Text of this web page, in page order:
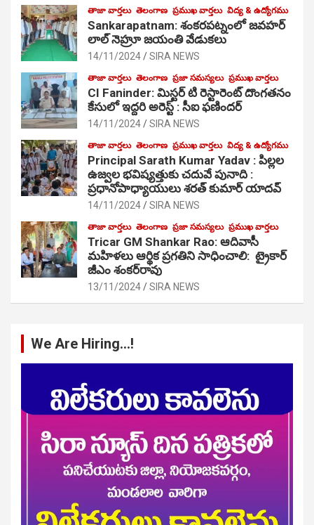
తాజా వార్తలు తెలంగాణ ప్రముఖ వార్తలు విద్య & ఉద్యోగము
Sankarapatnam: శంకరపట్నంలో జవహర్
లాల్ నెహ్రూ జయంతి వేడుకలు
14/11/2024 SIRA NEWS
తాజా వార్తలు తెలంగాణ ప్రజా సమస్యలు ప్రముఖ వార్తలు
CI Faninder: మిస్టర్ టి రెస్టారెంట్ దొంగతనం
కేసులో ఇద్దరి అరెస్ట్ : సీఐ ఫణిందర్
14/11/2024 SIRA NEWS
తాజా వార్తలు తెలంగాణ ప్రముఖ వార్తలు విద్య & ఉద్యోగము
Principal Sarath Kumar Yadav : పిల్లల
ఉజ్వల భవిష్యత్తుకు చదువే పునాది :
ప్రధానోపాధ్యాయులు శరత్ కుమార్ యాదవ్
14/11/2024 SIRA NEWS
తాజా వార్తలు తెలంగాణ ప్రజా సమస్యలు ప్రముఖ వార్తలు
Tricar GM Shankar Rao: ఆదివాసీ
మహిళలు ఆర్థిక ప్రగతిని సాధించాలి: ట్రైకార్
జీఎం శంకర్‌రావు
13/11/2024 SIRA NEWS
We Are Hiring…!